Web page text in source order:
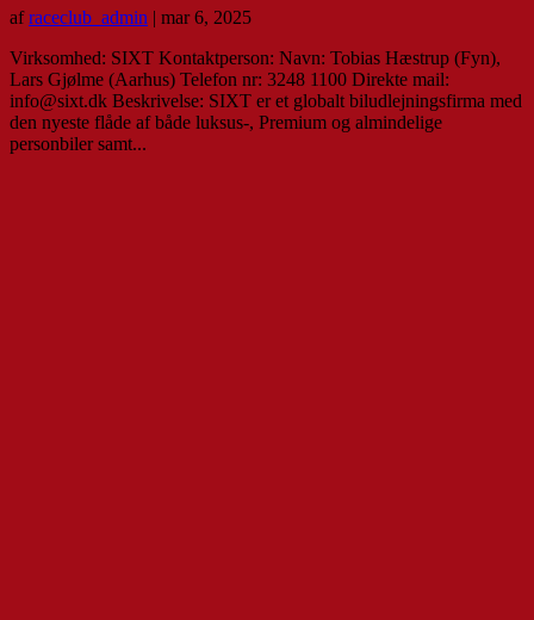
afraceclub_admin | mar 6, 2025
Virksomhed: SIXT Kontaktperson: Navn: Tobias Hæstrup (Fyn),
Lars Gjølme (Aarhus) Telefon nr: 3248 1100 Direkte mail:
info@sixt.dk Beskrivelse: SIXT er et globalt biludlejningsfirma med
den nyeste flåde af både luksus-, Premium og almindelige
personbiler samt...